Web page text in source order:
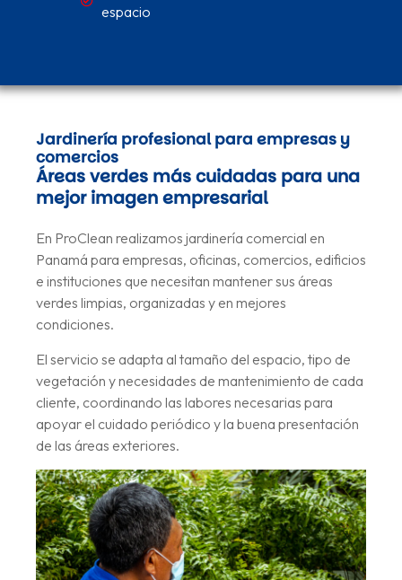
espacio
Jardinería profesional para empresas y
comercios
Áreas verdes más cuidadas para una
mejor imagen empresarial
En ProClean realizamos jardinería comercial en
Panamá para empresas, oficinas, comercios, edificios
e instituciones que necesitan mantener sus áreas
verdes limpias, organizadas y en mejores
condiciones.
El servicio se adapta al tamaño del espacio, tipo de
vegetación y necesidades de mantenimiento de cada
cliente, coordinando las labores necesarias para
apoyar el cuidado periódico y la buena presentación
de las áreas exteriores.